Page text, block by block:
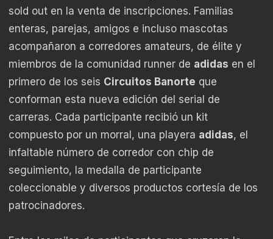
sold out en la venta de inscripciones. Familias
enteras, parejas, amigos e incluso mascotas
acompañaron a corredores amateurs, de élite y
miembros de la comunidad runner de adidas en el
primero de los seis Circuitos Banorte que
conforman esta nueva edición del serial de
carreras. Cada participante recibió un kit
compuesto por un morral, una playera adidas, el
infaltable número de corredor con chip de
seguimiento, la medalla de participante
coleccionable y diversos productos cortesía de los
patrocinadores.